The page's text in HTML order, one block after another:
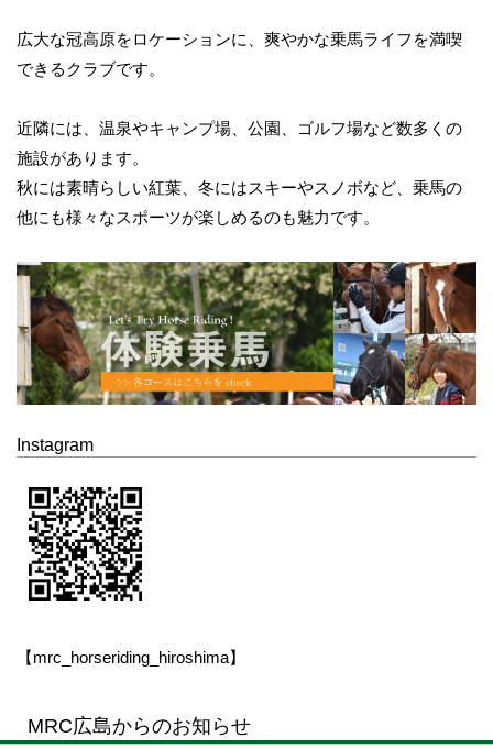
広大な冠高原をロケーションに、爽やかな乗馬ライフを満喫
できるクラブです。
近隣には、温泉やキャンプ場、公園、ゴルフ場など数多くの
施設があります。
秋には素晴らしい紅葉、冬にはスキーやスノボなど、乗馬の
他にも様々なスポーツが楽しめるのも魅力です。
Instagram
【mrc_horseriding_hiroshima】
MRC広島からのお知らせ